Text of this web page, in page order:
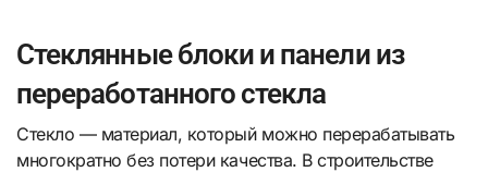
Стеклянные блоки и панели из
переработанного стекла
Стекло — материал, который можно перерабатывать
многократно без потери качества. В строительстве